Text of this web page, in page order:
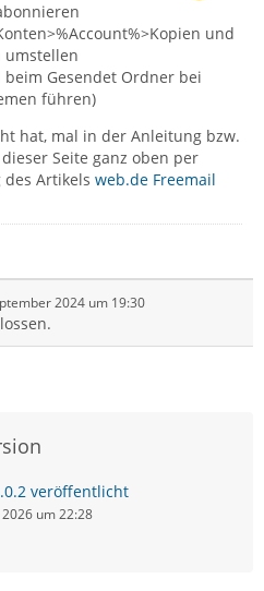
und
umstellen
Gesendet Ordner bei
führen)
hat, mal in der Anleitung bzw.
Seite ganz oben per
Artikels web.de Freemail
2024 um 19:30
veröffentlicht
um 22:28